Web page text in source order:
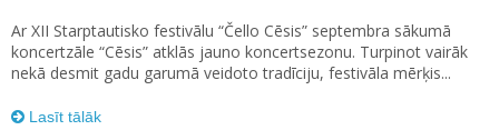
Ar XII Starptautisko festivālu “Čello Cēsis” septembra sākumā
koncertzāle “Cēsis” atklās jauno koncertsezonu. Turpinot vairāk
nekā desmit gadu garumā veidoto tradīciju, festivāla mērķis...
Lasīt tālāk